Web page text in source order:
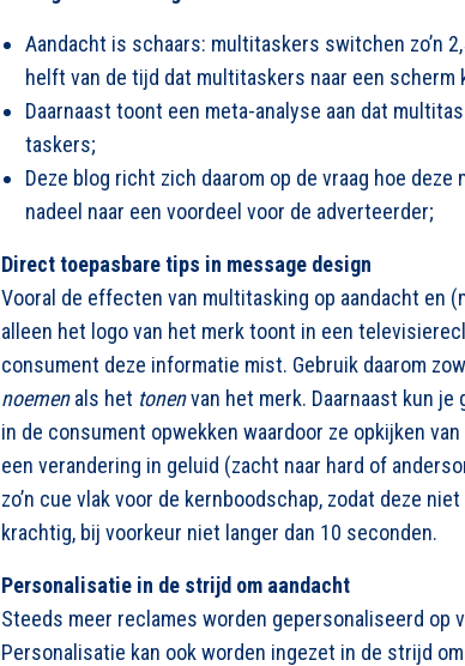
Aandacht is schaars: multitaskers switchen zo’n
helft van de tijd dat multitaskers naar een
Daarnaast toont een meta-analyse aan dat
taskers;
Deze blog richt zich daarom op de vraag hoe
nadeel naar een voordeel voor de adverteerder;
Direct toepasbare tips in message design
Vooral de effecten van multitasking op aandacht en
alleen het logo van het merk toont in een
consument deze informatie mist. Gebruik daarom
noemenals het tonenvan het merk. Daarnaast kun
in de consument opwekken waardoor ze opkijken
een verandering in geluid (zacht naar hard of
zo’n cue vlak voor de kernboodschap, zodat deze
krachtig, bij voorkeur niet langer dan 10 seconden.
Personalisatie in de strijd om aandacht
Steeds meer reclames worden gepersonaliseerd op
Personalisatie kan ook worden ingezet in de strijd